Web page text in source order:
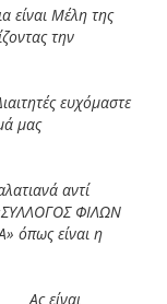
είναι Μέλη της
την
ευχόμαστε
μας
αντί
ΦIΛΩN
όπως είναι η